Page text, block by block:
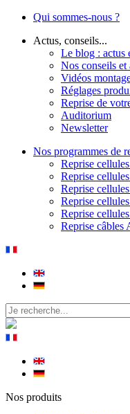
Qui sommes-nous ?
Actus, conseils...
Le blog : actus
Nos conseils et
Vidéos
Réglages
Reprise de
Auditorium
Newsletter
Nos programmes de
Reprise
Reprise
Reprise
Reprise
Reprise
Reprise câbles
Nos produits